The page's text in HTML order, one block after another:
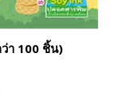
า 100 ชิ้น)